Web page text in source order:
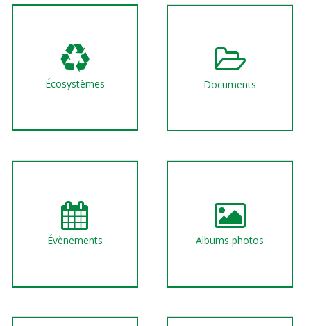
Écosystèmes Documents
Évènements Albums photos